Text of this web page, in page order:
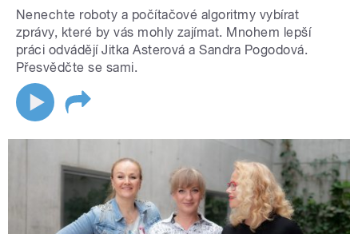
Nenechte roboty a počítačové algoritmy vybírat
zprávy, které by vás mohly zajímat. Mnohem lepší
práci odvádějí Jitka Asterová a Sandra Pogodová.
Přesvědčte se sami.